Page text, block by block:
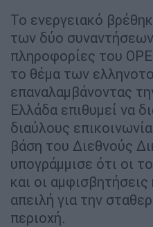
Το ενεργειακό
των δύο
πληροφορίες του
το θέμα των
επαναλαμβάνοντας
Ελλάδα επιθυμεί να
διαύλους
βάση του Διεθνούς
υπογράμμισε ότι οι
και οι
απειλή για την
περιοχή.